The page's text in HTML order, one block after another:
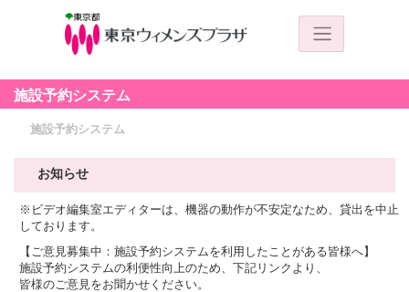
施設予約システム
施設予約システム
お知らせ
※ビデオ編集室エディターは、機器の動作が不安定なため、貸出を中止
しております。
【ご意見募集中：施設予約システムを利用したことがある皆様へ】
施設予約システムの利便性向上のため、下記リンクより、
皆様のご意見をお聞かせください。